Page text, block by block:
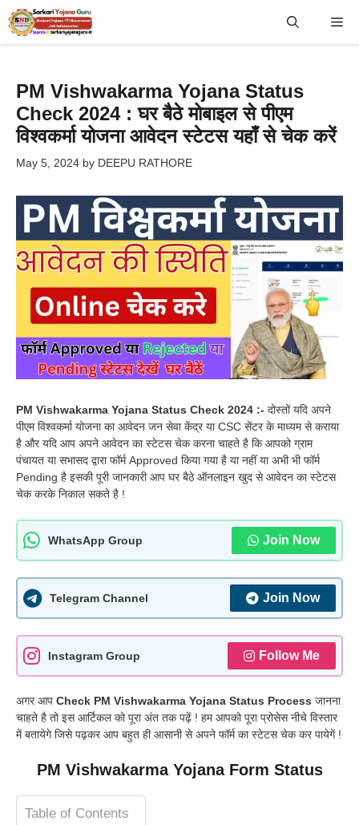
Skip
to
PM Vishwakarma Yojana Status
Check 2024 : घर बैठे मोबाइल से पीएम
विश्वकर्मा योजना आवेदन स्टेटस यहाँ से चेक करें
May 5, 2024 by DEEPU RATHORE
PM Vishwakarma Yojana Status Check 2024 :- दोस्तों यदि अपने
पीएम विश्वकर्मा योजना का आवेदन जन सेवा केंद्र या CSC सेंटर के माध्यम से कराया
है और यदि आप अपने आवेदन का स्टेटस चेक करना चाहते है कि आपको ग्राम
पंचायत या सभासद द्वारा फॉर्म Approved किया गया है या नहीं या अभी भी फॉर्म
Pending है इसकी पूरी जानकारी आप घर बैठे ऑनलाइन खुद से आवेदन का स्टेटस
चेक करके निकाल सकते है !
WhatsApp Group Join Now
Telegram Channel Join Now
Instagram Group Follow Me
अगर आप Check PM Vishwakarma Yojana Status Process जानना
चाहते है तो इस आर्टिकल को पूरा अंत तक पढ़ें ! हम आपको पूरा प्रोसेस नीचे विस्तार
में बतायेगे जिसे पढ़कर आप बहुत ही आसानी से अपने फॉर्म का स्टेटस चेक कर पायेगें !
PM Vishwakarma Yojana Form Status
Table of Contents